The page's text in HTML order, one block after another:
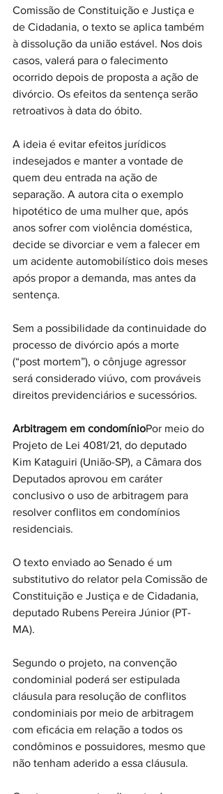
Comissão de Constituição e Justiça e
de Cidadania, o texto se aplica também
à dissolução da união estável. Nos dois
casos, valerá para o falecimento
ocorrido depois de proposta a ação de
divórcio. Os efeitos da sentença serão
retroativos à data do óbito.
A ideia é evitar efeitos jurídicos
indesejados e manter a vontade de
quem deu entrada na ação de
separação. A autora cita o exemplo
hipotético de uma mulher que, após
anos sofrer com violência doméstica,
decide se divorciar e vem a falecer em
um acidente automobilístico dois meses
após propor a demanda, mas antes da
sentença.
Sem a possibilidade da continuidade do
processo de divórcio após a morte
(“post mortem”), o cônjuge agressor
será considerado viúvo, com prováveis
direitos previdenciários e sucessórios.
Arbitragem em condomínioPor meio do
Projeto de Lei 4081/21, do deputado
Kim Kataguiri (União-SP), a Câmara dos
Deputados aprovou em caráter
conclusivo o uso de arbitragem para
resolver conflitos em condomínios
residenciais.
O texto enviado ao Senado é um
substitutivo do relator pela Comissão de
Constituição e Justiça e de Cidadania,
deputado Rubens Pereira Júnior (PT-
MA).
Segundo o projeto, na convenção
condominial poderá ser estipulada
cláusula para resolução de conflitos
condominiais por meio de arbitragem
com eficácia em relação a todos os
condôminos e possuidores, mesmo que
não tenham aderido a essa cláusula.